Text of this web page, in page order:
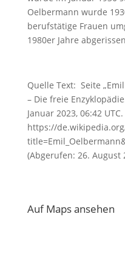
Oelbermann wurde
berufstätige Frauen
1980er Jahre
Quelle Text: Seite
– Die freie
Januar 2023, 06:42 UTC.
https://
(Abgerufen: 26. August
Auf Maps ansehen